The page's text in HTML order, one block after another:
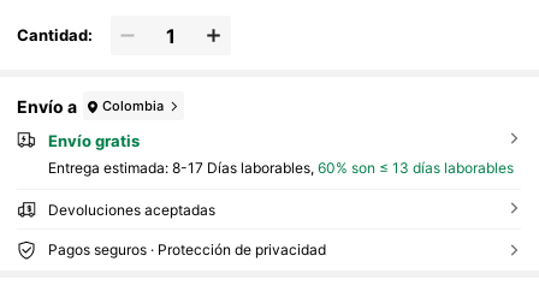
Cantidad:
Envío a Colombia
Envío gratis
Entrega estimada: 8-17 Días laborables, 60% son ≤ 13 días laborables
Devoluciones aceptadas
Pagos seguros · Protección de privacidad